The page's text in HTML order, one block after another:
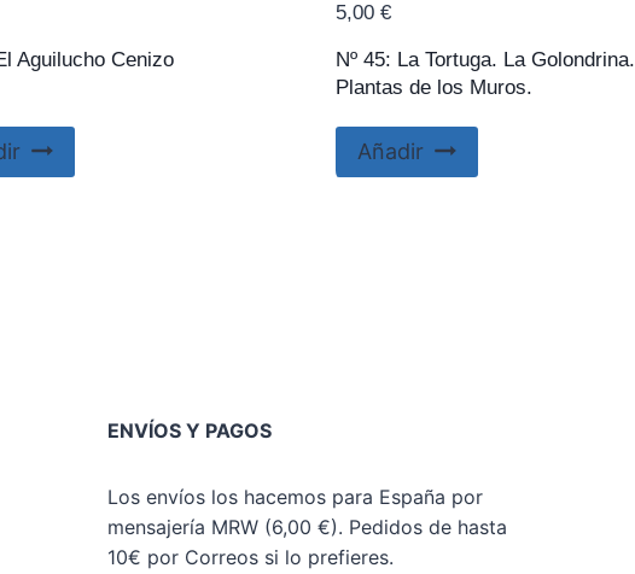
Aguilucho Cenizo
Nº 45: La Tortuga. La Golondrina.
Plantas de los Muros.
5,00 €
Añadir
ENVÍOS Y PAGOS
Los envíos los hacemos para España por
mensajería MRW (6,00 €). Pedidos de hasta
10€ por Correos si lo prefieres.